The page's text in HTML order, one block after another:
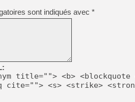
[Mo5] Deux inédits du
[GK] Le beat'em up The
[GK] Endless Legend 2 :
[LS] [PS5] Le WebKit
sont indiqués avec *
title=""> <b> <blockquote
cite=""> <s> <strike>